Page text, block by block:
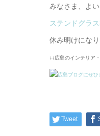
みなさま、よ
ステンドグラ
休み明けにな
↓↓広島のインテリア
Tweet